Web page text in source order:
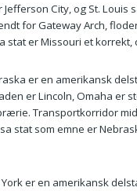
City, og St. Louis
for Gateway Arch,
stat er Missouri et korrekt,
er en amerikansk
er Lincoln, Omaha er
Transportkorridor
stat som emne er
York er en amerikansk